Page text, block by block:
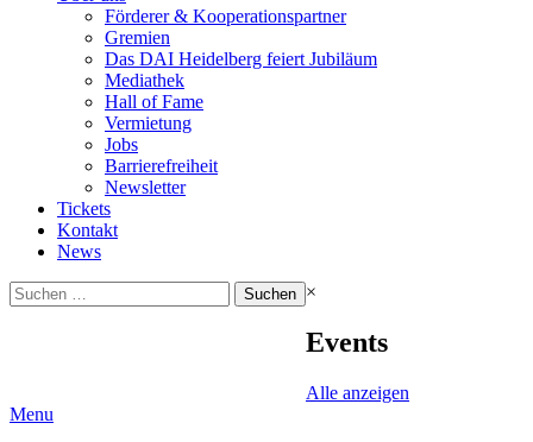
Förderer & Kooperationspartner
Gremien
Das DAI Heidelberg feiert Jubiläum
Mediathek
Hall of Fame
Vermietung
Jobs
Barrierefreiheit
Newsletter
Tickets
Kontakt
News
Suchen
nach:
×
Events
Alle anzeigen
Menu